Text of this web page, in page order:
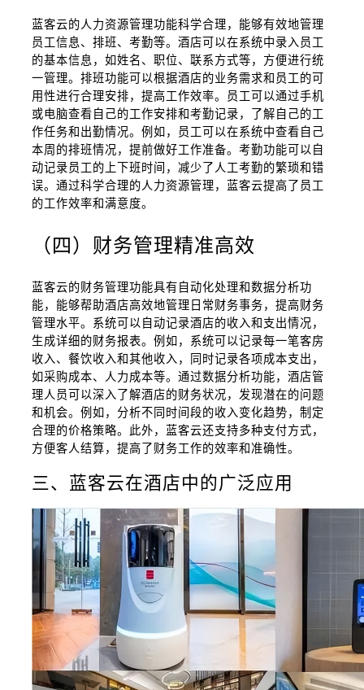
蓝客云的人力资源管理功能科学合理，能够有效地管理
员工信息、排班、考勤等。酒店可以在系统中录入员工
的基本信息，如姓名、职位、联系方式等，方便进行统
一管理。排班功能可以根据酒店的业务需求和员工的可
用性进行合理安排，提高工作效率。员工可以通过手机
或电脑查看自己的工作安排和考勤记录，了解自己的工
作任务和出勤情况。例如，员工可以在系统中查看自己
本周的排班情况，提前做好工作准备。考勤功能可以自
动记录员工的上下班时间，减少了人工考勤的繁琐和错
误。通过科学合理的人力资源管理，蓝客云提高了员工
的工作效率和满意度。
（四）财务管理精准高效
蓝客云的财务管理功能具有自动化处理和数据分析功
能，能够帮助酒店高效地管理日常财务事务，提高财务
管理水平。系统可以自动记录酒店的收入和支出情况，
生成详细的财务报表。例如，系统可以记录每一笔客房
收入、餐饮收入和其他收入，同时记录各项成本支出，
如采购成本、人力成本等。通过数据分析功能，酒店管
理人员可以深入了解酒店的财务状况，发现潜在的问题
和机会。例如，分析不同时间段的收入变化趋势，制定
合理的价格策略。此外，蓝客云还支持多种支付方式，
方便客人结算，提高了财务工作的效率和准确性。
三、蓝客云在酒店中的广泛应用